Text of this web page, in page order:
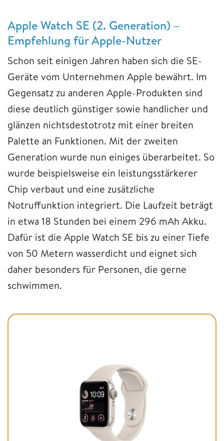
Apple Watch SE (2. Generation) –
Empfehlung für Apple-Nutzer
Schon seit einigen Jahren haben sich die SE-
Geräte vom Unternehmen Apple bewährt. Im
Gegensatz zu anderen Apple-Produkten sind
diese deutlich günstiger sowie handlicher und
glänzen nichtsdestotrotz mit einer breiten
Palette an Funktionen. Mit der zweiten
Generation wurde nun einiges überarbeitet. So
wurde beispielsweise ein leistungsstärkerer
Chip verbaut und eine zusätzliche
Notruffunktion integriert. Die Laufzeit beträgt
in etwa 18 Stunden bei einem 296 mAh Akku.
Dafür ist die Apple Watch SE bis zu einer Tiefe
von 50 Metern wasserdicht und eignet sich
daher besonders für Personen, die gerne
schwimmen.